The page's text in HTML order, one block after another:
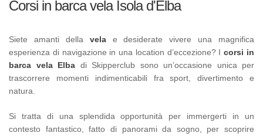
Corsi in barca vela Isola d'Elba
Siete amanti della velae desiderate vivere una magnifica
esperienza di navigazione in una location d’eccezione? Icorsi in
barca vela Elba di Skipperclub sono un’occasione unica per
trascorrere momenti indimenticabili fra sport, divertimento e
natura.
Si tratta di una splendida opportunità per immergerti in un
contesto fantastico, fatto di panorami da sogno, per scoprire